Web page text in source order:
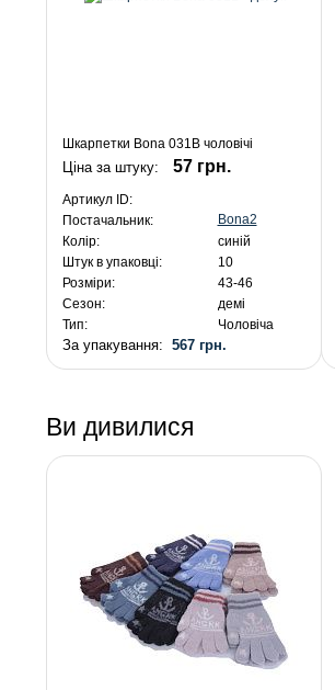
Шкарпетки Bona 031B чоловічі
Ціна за штуку: 57 грн.
Артикул ID:
Постачальник:
Bona2
Колір:
синій
Штук в упаковці:
10
Розміри:
43-46
Сезон:
демі
Тип:
Чоловіча
За упакування: 567 грн.
Ви дивилися